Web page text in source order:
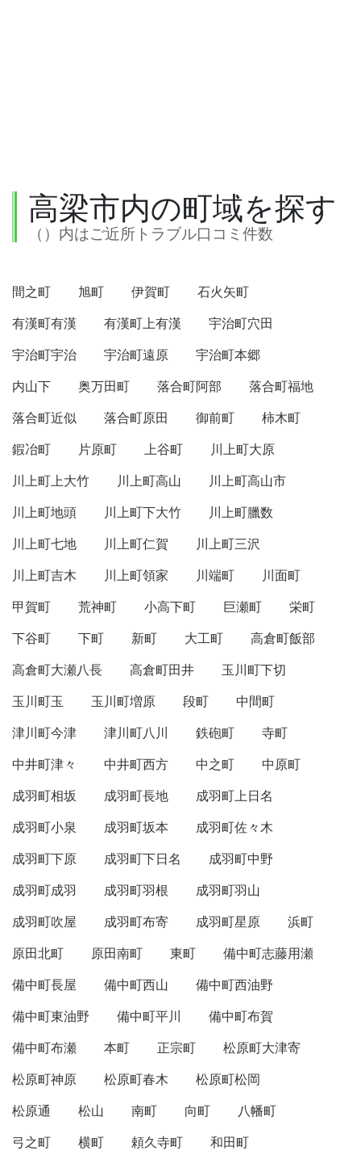
高梁市内の町域を探す
（）内はご近所トラブル口コミ件数
間之町 旭町 伊賀町
石火矢町
有漢町有漢
有漢町上有漢
宇治町穴田
宇治町宇治
宇治町遠原
宇治町本郷
内山下
奥万田町 落合町阿部
落合町福地
落合町近似
落合町原田 御前町
柿木町
鍜冶町
片原町 上谷町
川上町大原
川上町上大竹
川上町高山
川上町高山市
川上町地頭
川上町下大竹
川上町臘数
川上町七地
川上町仁賀
川上町三沢
川上町吉木
川上町領家 川端町
川面町
甲賀町
荒神町 小高下町 巨瀬町
栄町
下谷町
下町 新町 大工町
高倉町飯部
高倉町大瀬八長
高倉町田井
玉川町下切
玉川町玉
玉川町増原 段町
中間町
津川町今津
津川町八川 鉄砲町
寺町
中井町津々
中井町西方 中之町
中原町
成羽町相坂
成羽町長地
成羽町上日名
成羽町小泉
成羽町坂本
成羽町佐々木
成羽町下原
成羽町下日名
成羽町中野
成羽町成羽
成羽町羽根
成羽町羽山
成羽町吹屋
成羽町布寄 成羽町星原
浜町
原田北町
原田南町 東町
備中町志藤用瀬
備中町長屋
備中町西山
備中町西油野
備中町東油野
備中町平川
備中町布賀
備中町布瀬
本町 正宗町
松原町大津寄
松原町神原
松原町春木
松原町松岡
松原通
松山 南町 向町
八幡町
弓之町
横町 頼久寺町 和田町